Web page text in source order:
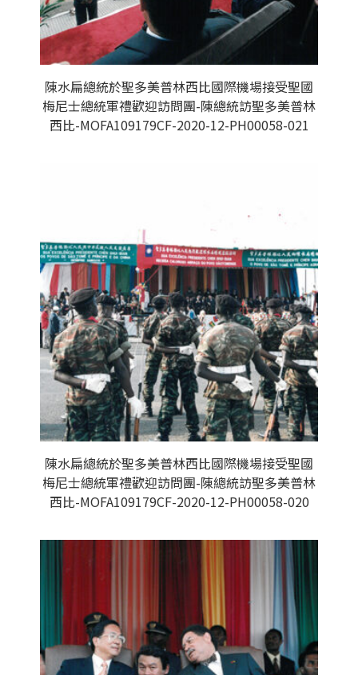
陳水扁總統於聖多美普林西比國際機場接受聖國
梅尼士總統軍禮歡迎訪問團-陳總統訪聖多美普林
西比-MOFA109179CF-2020-12-PH00058-021
陳水扁總統於聖多美普林西比國際機場接受聖國
梅尼士總統軍禮歡迎訪問團-陳總統訪聖多美普林
西比-MOFA109179CF-2020-12-PH00058-020